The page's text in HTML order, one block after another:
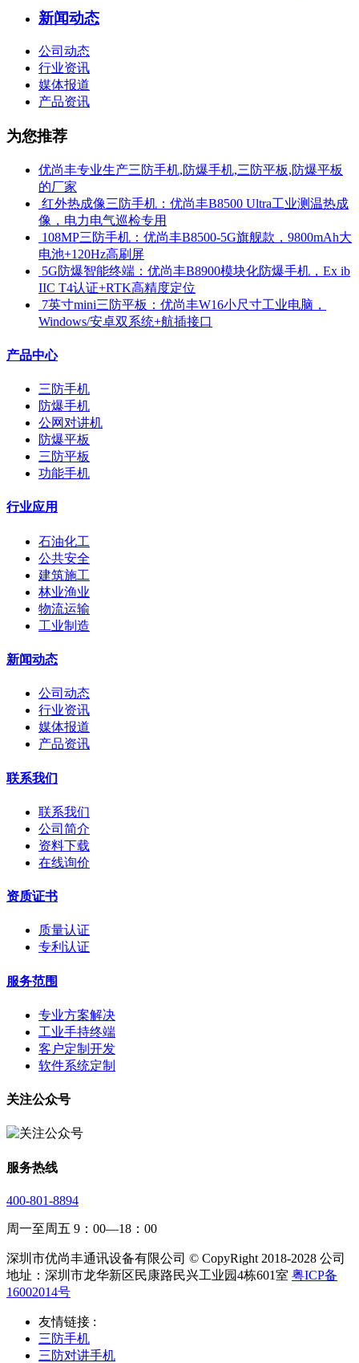
新闻动态
公司动态
行业资讯
媒体报道
产品资讯
为您推荐
优尚丰专业生产三防手机,防爆手机,三防平板,防爆平板
的厂家
​ 红外热成像三防手机：优尚丰B8500 Ultra工业测温热成
像，电力电气巡检专用
​ 108MP三防手机：优尚丰B8500-5G旗舰款，9800mAh大
电池+120Hz高刷屏
​ 5G防爆智能终端：优尚丰B8900模块化防爆手机，Ex ib
IIC T4认证+RTK高精度定位
​ 7英寸mini三防平板：优尚丰W16小尺寸工业电脑，
Windows/安卓双系统+航插接口
产品中心
三防手机
防爆手机
公网对讲机
防爆平板
三防平板
功能手机
行业应用
石油化工
公共安全
建筑施工
林业渔业
物流运输
工业制造
新闻动态
公司动态
行业资讯
媒体报道
产品资讯
联系我们
联系我们
公司简介
资料下载
在线询价
资质证书
质量认证
专利认证
服务范围
专业方案解决
工业手持终端
客户定制开发
软件系统定制
关注公众号
服务热线
400-801-8894
周一至周五 9：00—18：00
深圳市优尚丰通讯设备有限公司 © CopyRight 2018-2028 公司
地址：深圳市龙华新区民康路民兴工业园4栋601室 粤ICP备
16002014号
友情链接 :
三防手机
三防对讲手机